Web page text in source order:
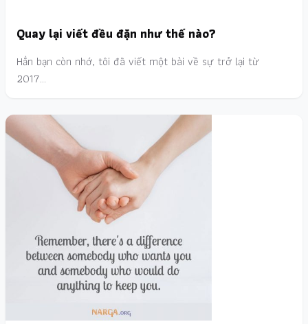
Quay lại viết đều đặn như thế nào?
Hẳn bạn còn nhớ, tôi đã viết một bài về sự trở lại từ
2017…